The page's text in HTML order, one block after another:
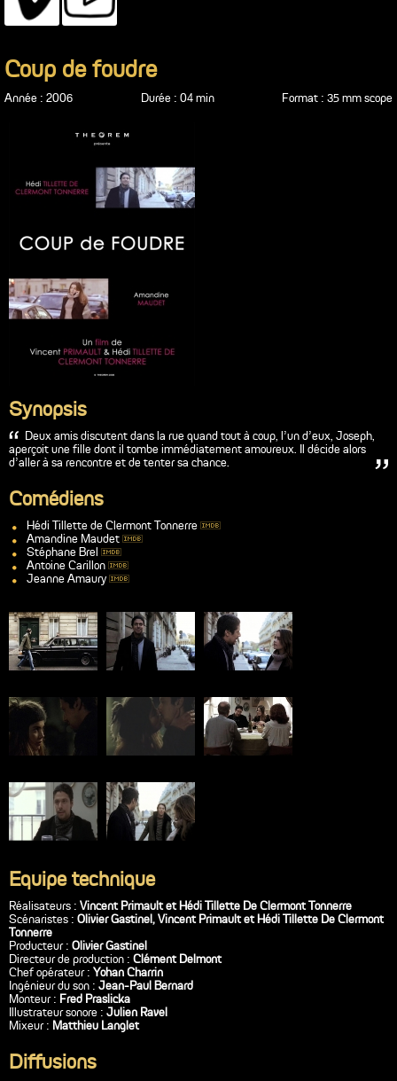
Coup de foudre
Année : 2006 Format : 35 mm scope
Durée : 04 min
Synopsis
Deux amis discutent dans la rue quand tout à coup, l’un d’eux, Joseph,
aperçoit une fille dont il tombe immédiatement amoureux. Il décide alors
d’aller à sa rencontre et de tenter sa chance.
Comédiens
Hédi Tillette de Clermont Tonnerre
Amandine Maudet
Stéphane Brel
Antoine Carillon
Jeanne Amaury
Equipe technique
Réalisateurs : Vincent Primault et Hédi Tillette De Clermont Tonnerre
Scénaristes : Olivier Gastinel, Vincent Primault et Hédi Tillette De Clermont
Tonnerre
Producteur : Olivier Gastinel
Directeur de production : Clément Delmont
Chef opérateur : Yohan Charrin
Ingénieur du son : Jean-Paul Bernard
Monteur : Fred Praslicka
Illustrateur sonore : Julien Ravel
Mixeur : Matthieu Langlet
Diffusions